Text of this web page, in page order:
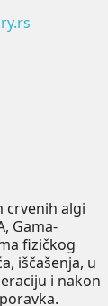
crvenih algi
Gama-
fizičkog
iščašenja, u
i nakon